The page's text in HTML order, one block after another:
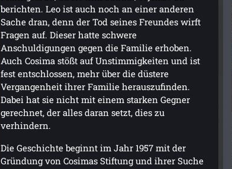
berichten. Leo ist auch noch an einer anderen
Sache dran, denn der Tod seines Freundes wirft
Fragen auf. Dieser hatte schwere
Anschuldigungen gegen die Familie erhoben.
Auch Cosima stößt auf Unstimmigkeiten und ist
fest entschlossen, mehr über die düstere
Vergangenheit ihrer Familie herauszufinden.
Dabei hat sie nicht mit einem starken Gegner
gerechnet, der alles daran setzt, dies zu
verhindern.
Die Geschichte beginnt im Jahr 1957 mit der
Gründung von Cosimas Stiftung und ihrer Suche